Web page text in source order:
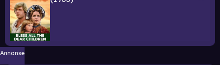
Annonse